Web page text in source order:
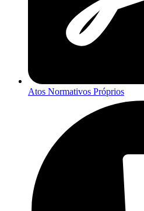
Atos Normativos Próprios